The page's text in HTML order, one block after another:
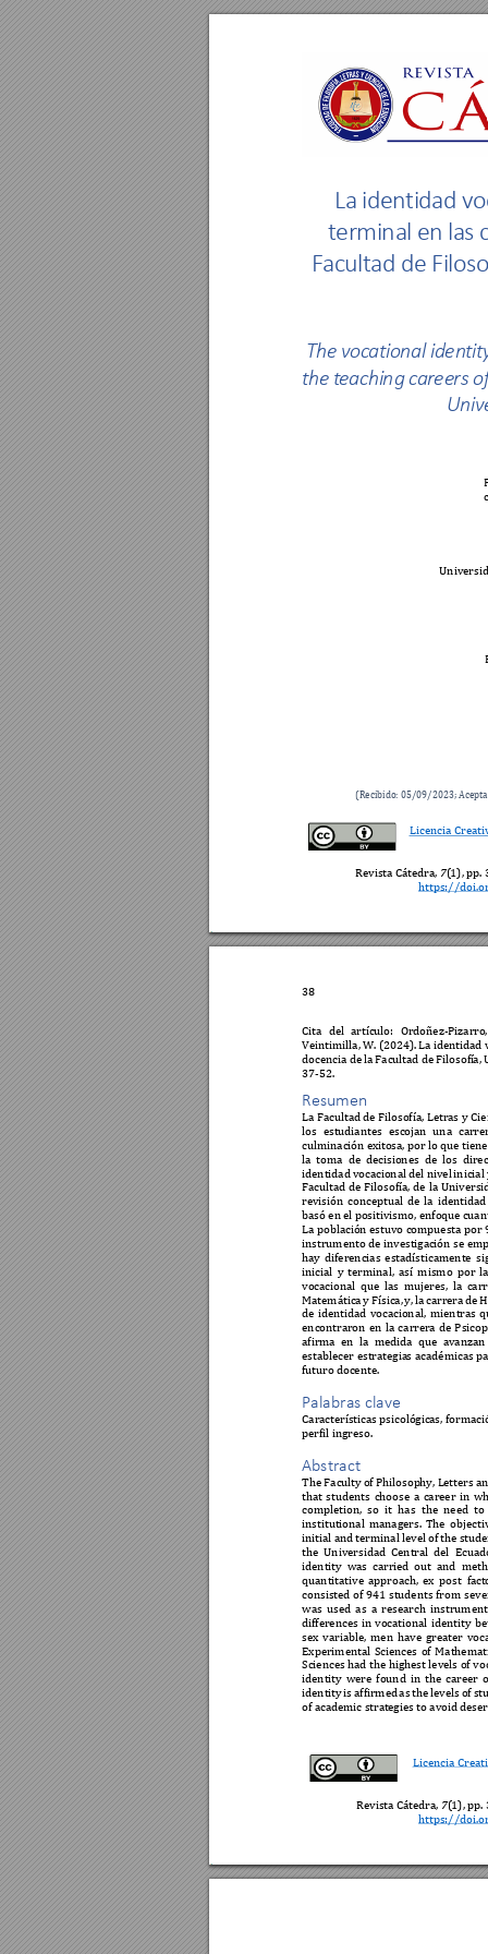
Licencia
Revista Cátedra, 7(1), pp.
https://
L a identidad vo
terminal en las
Facultad de Filos
The vocational identit
the teaching careers o
Univ
(Recibido: 05/09/2023;
38
Licencia
Revista Cátedra, 7(1), pp.
https://
Cita del artículo: Ordoñez-P
Veintimilla, W. (2024). La identidad
docencia de la Facultad de Filosofía,
37-52.
Resumen
La Facultad de Filosofía, Letras y
los estudiantes escojan una
culminación exitosa, por lo que
la toma de decisiones de los
identidad vocacional del nivel
Facultad de Filosofía, de la
revisión conceptual de la
basó en el positivismo, enfoque
La población estuvo compuesta por
instrumento de investigación se
hay diferencias estadísticamente
inicial y terminal, así mismo por
vocacional que las mujeres, la
Matemática y Física, y, la carrera de
de identidad vocacional, mientras
encontraron en la carrera de
afirma en la medida que avanzan
establecer estrategias académicas
futuro docente.
Palabras clave
Características psicológicas,
perfil ingreso.
Abstract
The Faculty of Philosophy, Letters
that students choose a career in
completion, so it has the need to
institutional managers. The
initial and terminal level of the
the Universidad Central del
identity was carried out and
quantitative approach, ex post fact
consisted of 941 students from
was used as a research
differences in vocational identity
sex variable, men have greater
Experimental Sciences of
Sciences had the highest levels of
identity were found in the career
identity is affirmed as the levels of
of academic strategies to avoid de